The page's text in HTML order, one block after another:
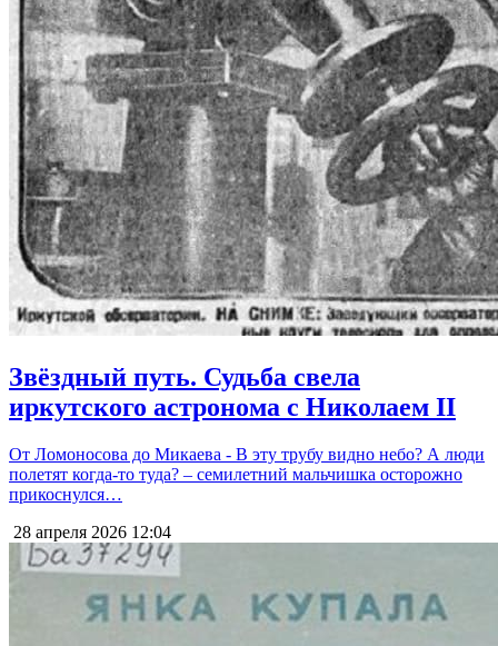
Звёздный путь. Судьба свела
иркутского астронома с Николаем II
От Ломоносова до Микаева - В эту трубу видно небо? А люди
полетят когда-то туда? – семилетний мальчишка осторожно
прикоснулся…
28 апреля 2026 12:04